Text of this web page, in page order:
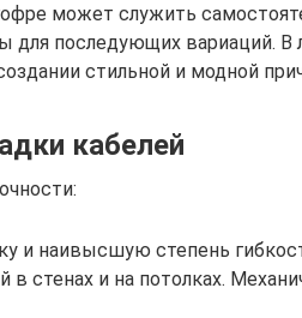
может служить
для последующих вариаций. В
стильной и модной
кабелей
и наивысшую степень
стенах и на потолках.